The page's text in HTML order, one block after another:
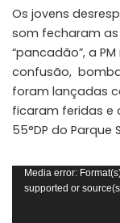
Os jovens
som fecharam
“pancadão”, a
confusão,
foram lançadas
ficaram feridas e
55°DP do Parque
Tocador
de
Media error:
supported or